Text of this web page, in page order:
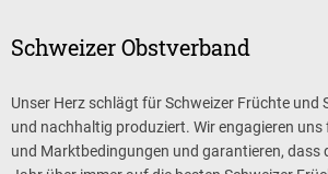
Schweizer Obstverband
Unser Herz schlägt für Schweizer Früchte und
und nachhaltig produziert. Wir engagieren
und Marktbedingungen und garantieren, dass